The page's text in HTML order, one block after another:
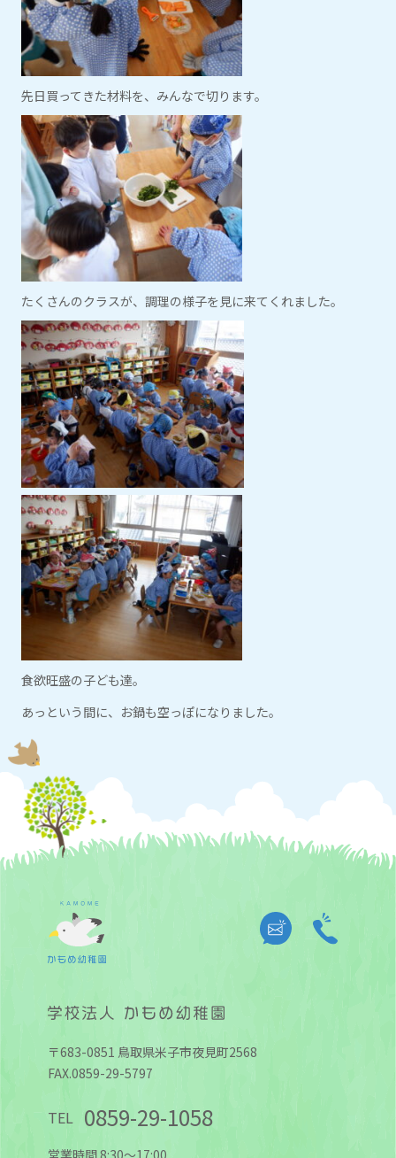
先日買ってきた材料を、みんなで切ります。
たくさんのクラスが、調理の様子を見に来てくれました。
食欲旺盛の子ども達。
あっという間に、お鍋も空っぽになりました。
〒683-0851 鳥取県米子市夜見町2568
FAX.0859-29-5797
TEL 0859-29-1058
営業時間 8:30～17:00